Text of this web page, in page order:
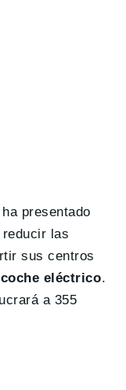
presentado
las
sus centros
coche eléctrico.
a 355